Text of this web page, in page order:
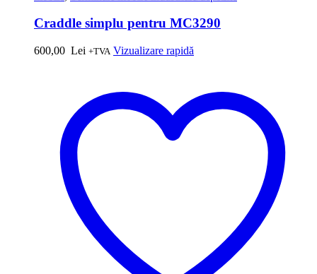
Craddle simplu pentru MC3290
600,00 Lei +TVA Vizualizare rapidă